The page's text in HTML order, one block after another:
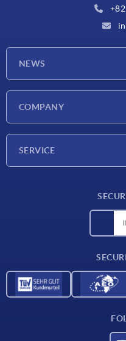
NEWS
COMPANY
SERVICE